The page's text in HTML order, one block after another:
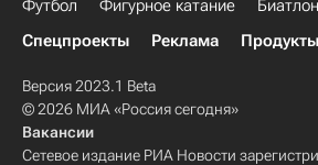
Футбол Фигурное катание Биатлон
Спецпроекты
Реклама
Версия 2023.1 Beta
© 2026 МИА «Россия сегодня»
Вакансии
Сетевое издание РИА Новости